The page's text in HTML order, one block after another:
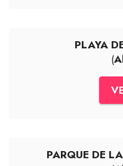
PLAYA
(
PARQUE DE